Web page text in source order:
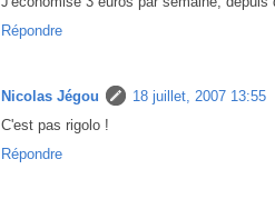
Répondre
Nicolas Jégou
18 juillet, 2007 13:55
C'est pas rigolo !
Répondre